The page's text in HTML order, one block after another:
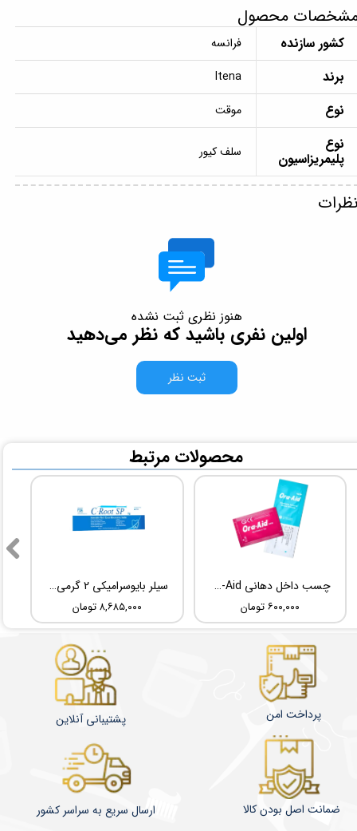
محصول
کشور سازنده فرانسه
برند Itena
نوع موقت
نوع
پلیمریزاسیون سلف کیور
هنوز نظری ثبت نشده
اولین نفری باشید که نظر می‌دهید
ثبت نظر
سیلر بایوسرامیکی 2 گرمی Root Dental Medical C-Root SP
۸,۶۸۵,۰۰۰ تومان
چسب داخل دهانی TBM Ora-Aid
۶۰۰,۰۰۰ تومان
​محصولات مرتبط
​​​​ارسال سریع به سراسر کشور ضمانت اصل بودن کالا
پشتیبانی آنلاین پرداخت امن